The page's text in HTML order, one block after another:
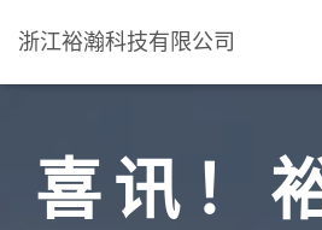
浙江裕瀚科技有限公司
喜讯！